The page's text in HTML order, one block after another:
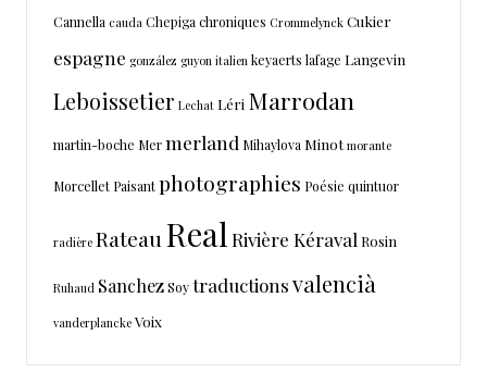
Cannella cauda Chepigachroniques Crommelynck Cukier
espagne gonzález guyon italien keyaerts lafage Langevin
Leboissetier Lechat Léri Marrodan
martin-boche Mermerland Mihaylova Minot morante
Morcellet Paisantphotographies Poésie quintuor
radière RateauReal Rivière Kéraval Rosin
Ruhaud SanchezSoytraductionsvalencià
vanderplancke Voix